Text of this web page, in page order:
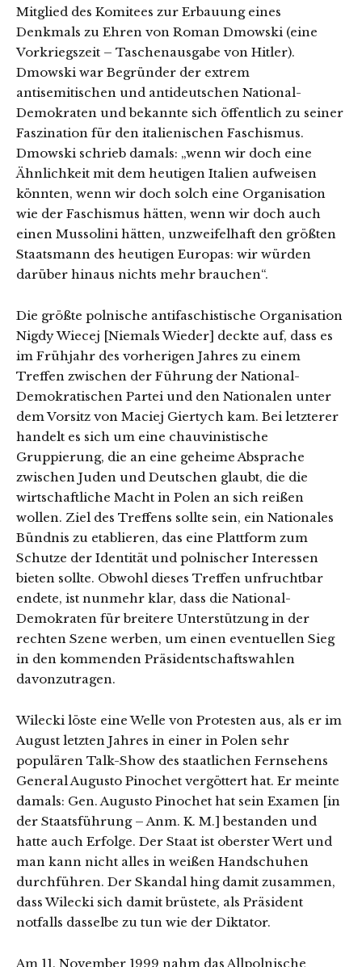
Mitglied des Komitees zur Erbauung eines
Denkmals zu Ehren von Roman Dmowski (eine
Vorkriegszeit – Taschenausgabe von Hitler).
Dmowski war Begründer der extrem
antisemitischen und antideutschen National-
Demokraten und bekannte sich öffentlich zu seiner
Faszination für den italienischen Faschismus.
Dmowski schrieb damals: „wenn wir doch eine
Ähnlichkeit mit dem heutigen Italien aufweisen
könnten, wenn wir doch solch eine Organisation
wie der Faschismus hätten, wenn wir doch auch
einen Mussolini hätten, unzweifelhaft den größten
Staatsmann des heutigen Europas: wir würden
darüber hinaus nichts mehr brauchen“.
Die größte polnische antifaschistische Organisation
Nigdy Wiecej [Niemals Wieder] deckte auf, dass es
im Frühjahr des vorherigen Jahres zu einem
Treffen zwischen der Führung der National-
Demokratischen Partei und den Nationalen unter
dem Vorsitz von Maciej Giertych kam. Bei letzterer
handelt es sich um eine chauvinistische
Gruppierung, die an eine geheime Absprache
zwischen Juden und Deutschen glaubt, die die
wirtschaftliche Macht in Polen an sich reißen
wollen. Ziel des Treffens sollte sein, ein Nationales
Bündnis zu etablieren, das eine Plattform zum
Schutze der Identität und polnischer Interessen
bieten sollte. Obwohl dieses Treffen unfruchtbar
endete, ist nunmehr klar, dass die National-
Demokraten für breitere Unterstützung in der
rechten Szene werben, um einen eventuellen Sieg
in den kommenden Präsidentschaftswahlen
davonzutragen.
Wilecki löste eine Welle von Protesten aus, als er im
August letzten Jahres in einer in Polen sehr
populären Talk-Show des staatlichen Fernsehens
General Augusto Pinochet vergöttert hat. Er meinte
damals: Gen. Augusto Pinochet hat sein Examen [in
der Staatsführung – Anm. K. M.] bestanden und
hatte auch Erfolge. Der Staat ist oberster Wert und
man kann nicht alles in weißen Handschuhen
durchführen. Der Skandal hing damit zusammen,
dass Wilecki sich damit brüstete, als Präsident
notfalls dasselbe zu tun wie der Diktator.
Am 11. November 1999 nahm das Allpolnische